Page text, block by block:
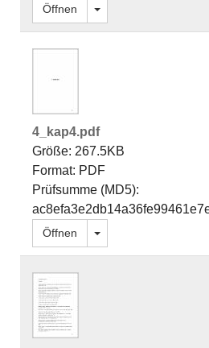
Öffnen Dropdown öffnen
4_kap4.pdf
Größe: 267.5KB
Format: PDF
Prüfsumme (MD5):
Öffnen Dropdown öffnen